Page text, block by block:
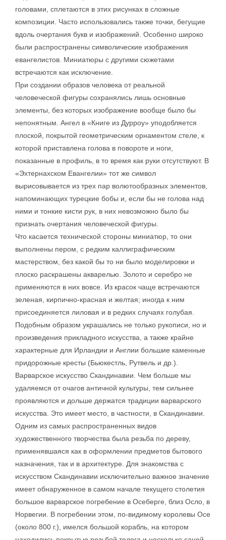
головами, сплетаются в этих рисунках в сложные
композиции. Часто использовались также точки, бегущие
вдоль очертания букв и изображений. Особенно широко
были распространены символические изображения
евангелистов. Миниатюры с другими сюжетами
встречаются как исключение.
При создании образов человека от реальной
человеческой фигуры сохранялись лишь основные
элементы, без которых изображение вообще было бы
непонятным. Ангел в «Книге из Дурроу» уподобляется
плоской, покрытой геометрическим орнаментом стеле, к
которой приставлена голова в повороте и ноги,
показанные в профиль, в то время как руки отсутствуют. В
«Эхтернахском Евангелии» тот же символ
вырисовывается из трех пар волютообразных элементов,
напоминающих турецкие бобы и, если бы не голова над
ними и тонкие кисти рук, в них невозможно было бы
признать очертания человеческой фигуры.
Что касается технической стороны миниатюр, то они
выполнены пером, с редким каллиграфическим
мастерством, без какой бы то ни было моделировки и
плоско раскрашены акварелью. Золото и серебро не
применяются в них вовсе. Из красок чаще встречаются
зеленая, кирпично-красная и желтая; иногда к ним
присоединяется лиловая и в редких случаях голубая.
Подобным образом украшались не только рукописи, но и
произведения прикладного искусства, а также крайне
характерные для Ирландии и Англии большие каменные
придорожные кресты (Бьюкестль, Рутвель и др.).
Варварское искусство Скандинавии. Чем больше мы
удаляемся от очагов античной культуры, тем сильнее
проявляются и дольше держатся традиции варварского
искусства. Это имеет место, в частности, в Скандинавии.
Одним из самых распространенных видов
художественного творчества была резьба по дереву,
применявшаяся как в оформлении предметов бытового
назначения, так и в архитектуре. Для знакомства с
искусством Скандинавии исключительно важное значение
имеет обнаруженное в самом начале текущего столетия
большое варварское погребение в Осеберге, близ Осло, в
Норвегии. В погребении этом, по-видимому королевы Осе
(около 800 г.), имелся большой корабль, на котором